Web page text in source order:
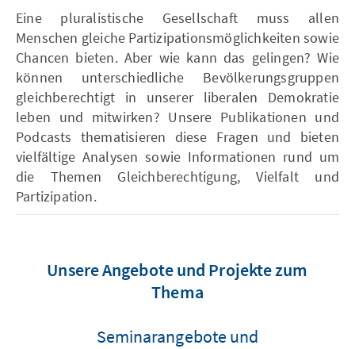
Eine pluralistische Gesellschaft muss allen
Menschen gleiche Partizipationsmöglichkeiten sowie
Chancen bieten. Aber wie kann das gelingen? Wie
können unterschiedliche Bevölkerungsgruppen
gleichberechtigt in unserer liberalen Demokratie
leben und mitwirken? Unsere Publikationen und
Podcasts thematisieren diese Fragen und bieten
vielfältige Analysen sowie Informationen rund um
die Themen Gleichberechtigung, Vielfalt und
Partizipation.
Unsere Angebote und Projekte zum
Thema
Seminarangebote und